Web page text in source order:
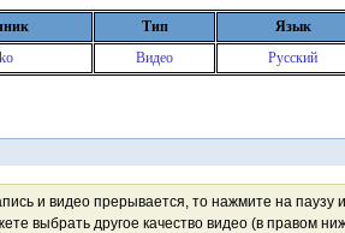
Тип
Язык
Видео Русский
и видео прерывается, то нажмите на паузу
выбрать другое качество видео (в правом